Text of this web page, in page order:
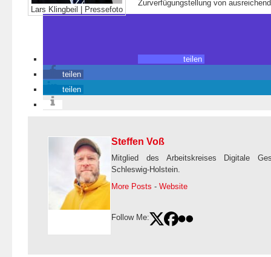
Lars Klingbeil | Pressefoto
Zurverfügungstellung von
teilen
teilen
teilen
Steffen Voß
Mitglied des Arbeitskreises Digitale
Schleswig-Holstein.
More Posts -Website
Follow Me: